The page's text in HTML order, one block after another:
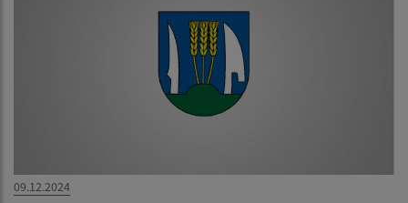
09.12.2024